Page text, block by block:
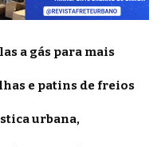
a gás para mais
e patins de freios
urbana,